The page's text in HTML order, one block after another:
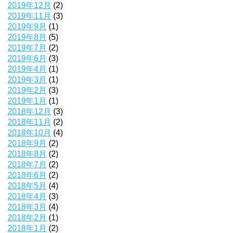
2019年12月 (2)
2019年11月 (3)
2019年9月 (1)
2019年8月 (5)
2019年7月 (2)
2019年6月 (3)
2019年4月 (1)
2019年3月 (1)
2019年2月 (3)
2019年1月 (1)
2018年12月 (3)
2018年11月 (2)
2018年10月 (4)
2018年9月 (2)
2018年8月 (2)
2018年7月 (2)
2018年6月 (2)
2018年5月 (4)
2018年4月 (3)
2018年3月 (4)
2018年2月 (1)
2018年1月 (2)